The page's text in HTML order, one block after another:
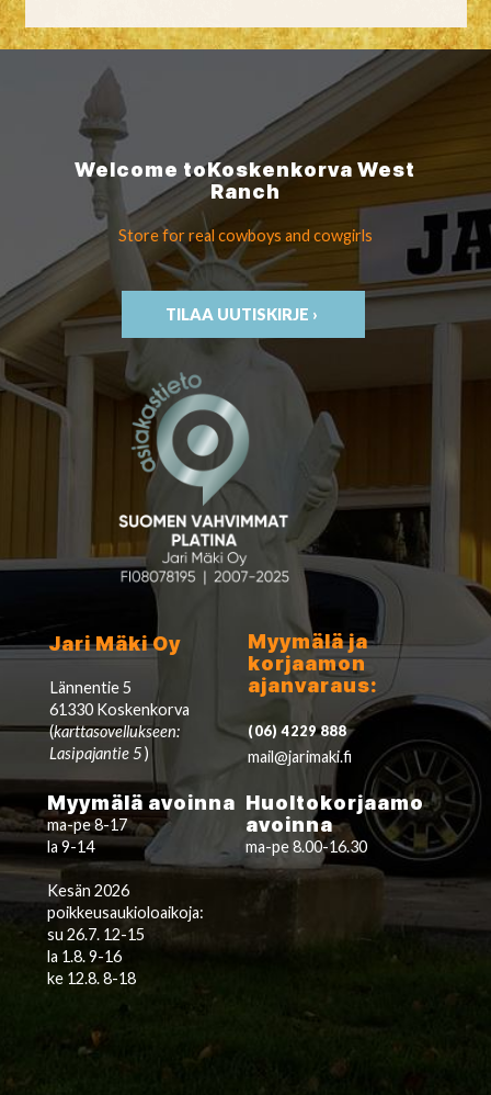
Welcome toKoskenkorvaWest
Ranch
Store for real cowboys and cowgirls
TILAA UUTISKIRJE ›
Jari Mäki Oy
Lännentie 5
61330 Koskenkorva
(karttasovellukseen:
Lasipajantie 5)
Myymälä ja
korjaamon
ajanvaraus:
(06) 4229 888
mail@jarimaki.fi
Myymälä avoinna
ma-pe 8-17
la 9-14
Kesän 2026
poikkeusaukioloaikoja:
su 26.7. 12-15
la 1.8. 9-16
ke 12.8. 8-18
Huoltokorjaamo
avoinna
ma-pe 8.00-16.30